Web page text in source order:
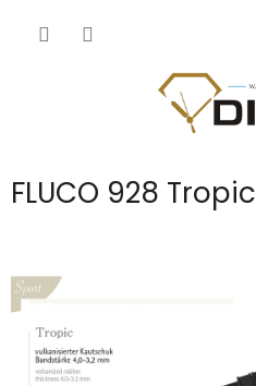
FLUCO 928 Tropic